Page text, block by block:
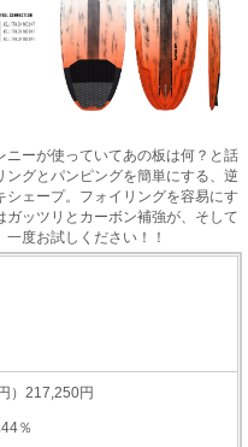
ーが使っていてあの板は何？と話
グとパンピングを簡単にする、逆
ェープ。フォイリングを容易にす
ッツリとカーボン補強が、そして
度お試しください！！
）217,250円
％